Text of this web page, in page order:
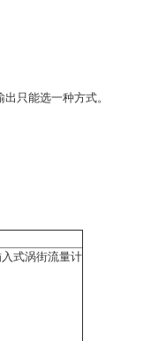
只能选一种方式。
式涡街流量计